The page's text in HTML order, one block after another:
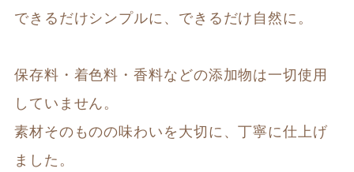
できるだけシンプルに、できるだけ自然に。
保存料・着色料・香料などの添加物は一切使用
していません。
素材そのものの味わいを大切に、丁寧に仕上げ
ました。